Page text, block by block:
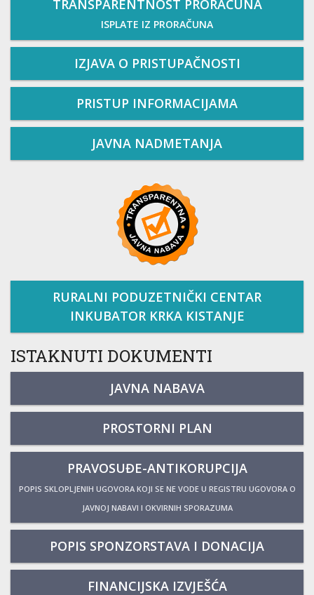
TRANSPARENTNOST PRORAČUNA
ISPLATE IZ PRORAČUNA
IZJAVA O PRISTUPAČNOSTI
PRISTUP INFORMACIJAMA
JAVNA NADMETANJA
RURALNI PODUZETNIČKI CENTAR
INKUBATOR KRKA KISTANJE
ISTAKNUTI DOKUMENTI
JAVNA NABAVA
PROSTORNI PLAN
PRAVOSUĐE-ANTIKORUPCIJA
POPIS SKLOPLJENIH UGOVORA KOJI SE NE VODE U REGISTRU UGOVORA O
JAVNOJ NABAVI I OKVIRNIH SPORAZUMA
POPIS SPONZORSTAVA I DONACIJA
FINANCIJSKA IZVJEŠĆA